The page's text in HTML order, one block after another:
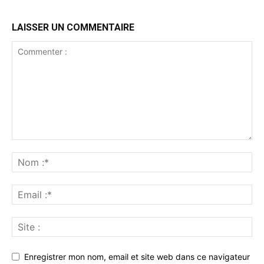
LAISSER UN COMMENTAIRE
Enregistrer mon nom, email et site web dans ce navigateur